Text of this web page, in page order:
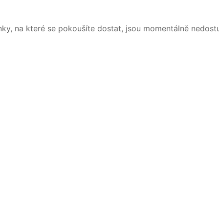
na které se pokoušíte dostat, jsou momentálně